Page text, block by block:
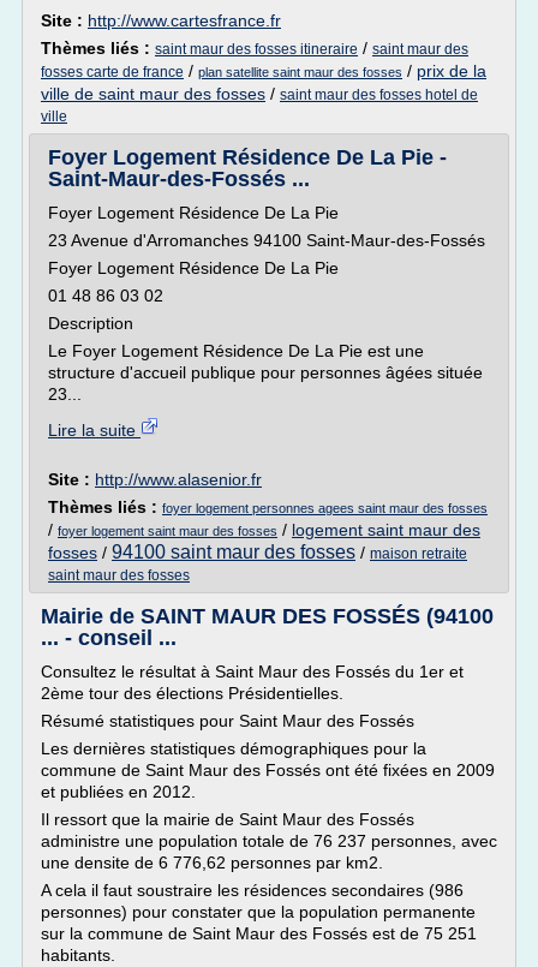
Site : http://www.cartesfrance.fr
Thèmes liés : saint maur des fosses itineraire / saint maur des
fosses carte de france / plan satellite saint maur des fosses / prix de la
ville de saint maur des fosses / saint maur des fosses hotel de
ville
Foyer Logement Résidence De La Pie -
Saint-Maur-des-Fossés ...
Foyer Logement Résidence De La Pie
23 Avenue d'Arromanches 94100 Saint-Maur-des-Fossés
Foyer Logement Résidence De La Pie
01 48 86 03 02
Description
Le Foyer Logement Résidence De La Pie est une
structure d'accueil publique pour personnes âgées située
23...
Lire la suite
Site : http://www.alasenior.fr
Thèmes liés : foyer logement personnes agees saint maur des fosses
/ foyer logement saint maur des fosses / logement saint maur des
fosses / 94100 saint maur des fosses / maison retraite
saint maur des fosses
Mairie de SAINT MAUR DES FOSSÉS (94100
... - conseil ...
Consultez le résultat à Saint Maur des Fossés du 1er et
2ème tour des élections Présidentielles.
Résumé statistiques pour Saint Maur des Fossés
Les dernières statistiques démographiques pour la
commune de Saint Maur des Fossés ont été fixées en 2009
et publiées en 2012.
Il ressort que la mairie de Saint Maur des Fossés
administre une population totale de 76 237 personnes, avec
une densite de 6 776,62 personnes par km2.
A cela il faut soustraire les résidences secondaires (986
personnes) pour constater que la population permanente
sur la commune de Saint Maur des Fossés est de 75 251
habitants.